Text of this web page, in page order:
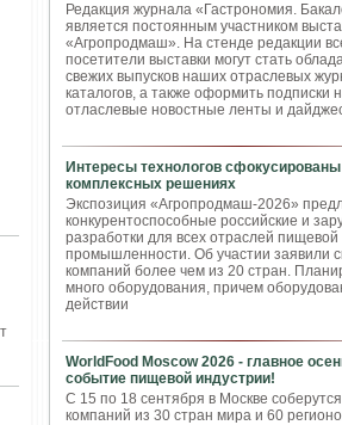
Редакция журнала «Гастрономия.
является постоянным участником
«Агропродмаш». На стенде редакции
посетители выставки могут стать
свежих выпусков наших отраслевых
каталогов, а также оформить подписки
отласлевые новостные ленты и
Интересы технологов
комплексных решениях
Экспозиция «Агропродмаш-2026»
конкурентоспособные российские и
разработки для всех отраслей пищевой
промышленности. Об участии заявили
компаний более чем из 20 стран.
много оборудования, причем
действии
WorldFood Moscow 2026 - главное
событие пищевой индустрии!
С 15 по 18 сентября в Москве
компаний из 30 стран мира и 60